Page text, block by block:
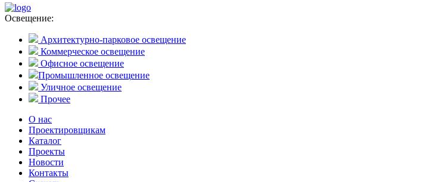
Освещение:
Архитектурно-парковое освещение
Коммерческое освещение
Офисное освещение
Промышленное освещение
Уличное освещение
Прочее
О нас
Проектировщикам
Каталог
Проекты
Новости
Контакты